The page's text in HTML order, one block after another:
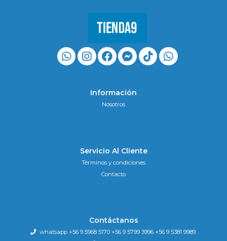
Información
Nosotros
Servicio Al Cliente
Términos y condiciones
Contacto
Contáctanos
whatsapp +56 9 5968 5170 +56 9 5799 3996 +56 9 5381 9989